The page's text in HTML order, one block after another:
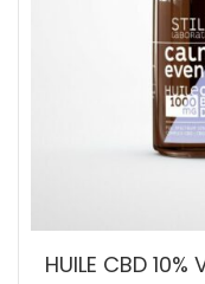
HUILE CBD